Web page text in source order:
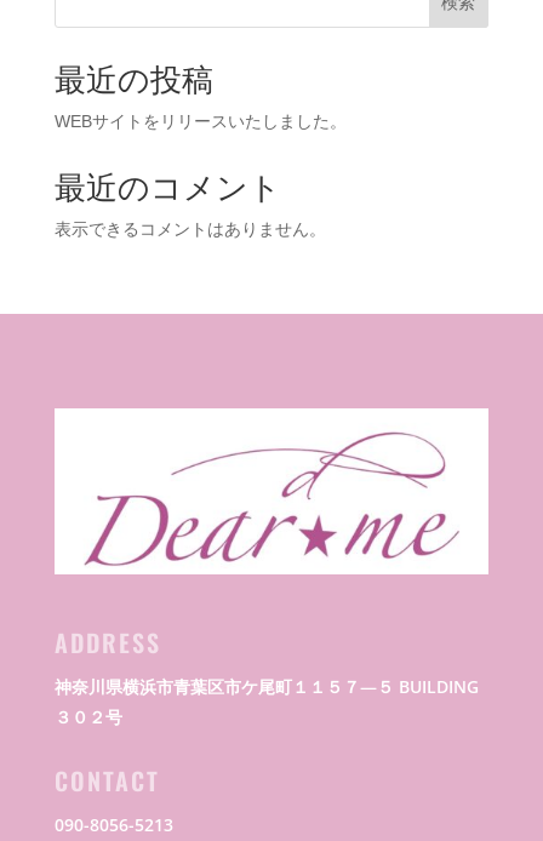
最近の投稿
WEBサイトをリリースいたしました。
最近のコメント
表示できるコメントはありません。
ADDRESS
神奈川県横浜市青葉区市ケ尾町１１５７―５ BUILDING
３０２号
CONTACT
090-8056-5213